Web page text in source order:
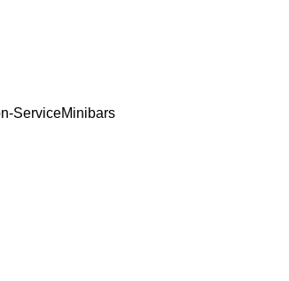
ServiceMinibars